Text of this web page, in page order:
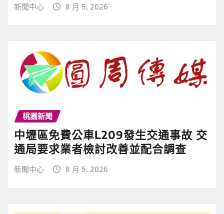
新聞中心 8 月 5, 2026
桃園新聞
中壢區免費公車L209發生交通事故 交
通局要求業者檢討改善並配合調查
新聞中心 8 月 5, 2026